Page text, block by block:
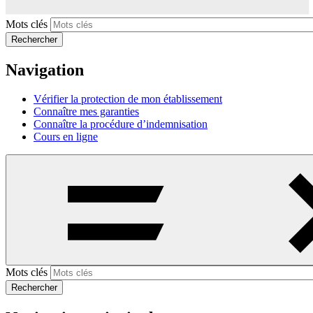
Mots clés
Rechercher
Navigation
Vérifier la protection de mon établissement
Connaître mes garanties
Connaître la procédure d’indemnisation
Cours en ligne
Mots clés
Rechercher